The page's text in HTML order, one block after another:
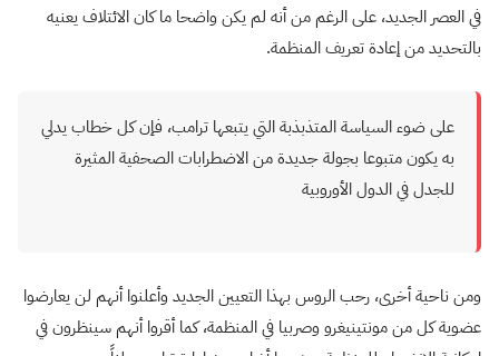
في العصر الجديد، على الرغم من أنه لم يكن واضحا ما كان الائتلاف يعنيه
بالتحديد من إعادة تعريف المنظمة.
على ضوء السياسة المتذبذبة التي يتبعها ترامب، فإن كل خطاب يدلي
به يكون متبوعا بجولة جديدة من الاضطرابات الصحفية المثيرة
للجدل في الدول الأوروبية​​
ومن ناحية أخرى، رحب الروس بهذا التعيين الجديد وأعلنوا أنهم لن يعارضوا
عضوية كل من مونتينيغرو وصربيا في المنظمة، كما أقروا أنهم سينظرون في